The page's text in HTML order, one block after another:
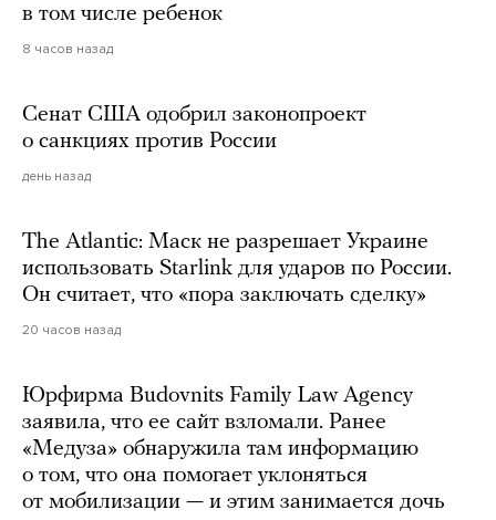
в том числе ребенок
8 часов назад
Сенат США одобрил законопроект
о санкциях против России
день назад
The Atlantic: Маск не разрешает Украине
использовать Starlink для ударов по России.
Он считает, что «пора заключать сделку»
20 часов назад
Юрфирма Budovnits Family Law Agency
заявила, что ее сайт взломали. Ранее
«Медуза» обнаружила там информацию
о том, что она помогает уклоняться
от мобилизации — и этим занимается дочь